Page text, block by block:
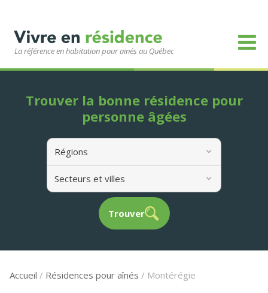
La référence en habitation pour ainés au Québec
Régions
Secteurs et villes
Trouver
Trouver la bonne résidence pour
personne âgées
Accueil / Résidences pour aînés / Montérégie